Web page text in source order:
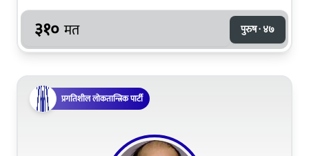
३१० मत पुरुष · ४७
प्रगतिशील लोकतान्त्रिक पार्टी